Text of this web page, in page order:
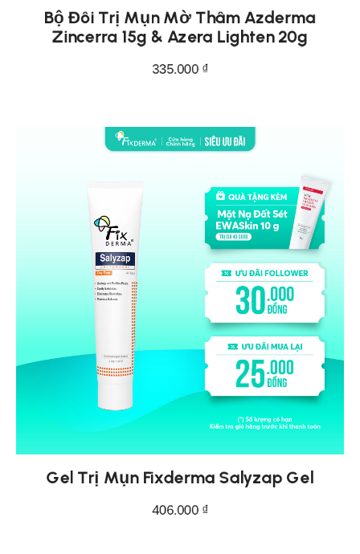
Bộ Đôi Trị Mụn Mờ Thâm Azderma
Zincerra 15g & Azera Lighten 20g
335.000 ₫
Gel Trị Mụn Fixderma Salyzap Gel
406.000 ₫